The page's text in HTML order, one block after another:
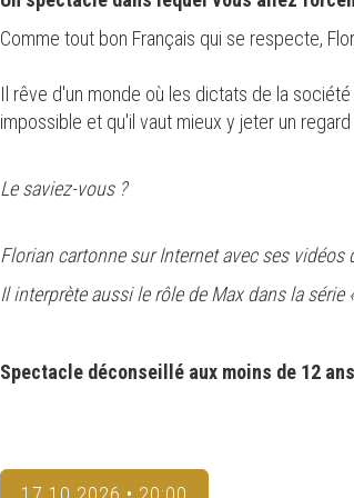
Comme tout bon Français qui se respecte,
Il rêve d'un monde où les dictats de la
impossible et qu'il vaut mieux y jeter un
Le saviez-vous ?
Florian cartonne sur Internet avec ses
Il interprète aussi le rôle de Max dans la série
Spectacle déconseillé aux moins de 12